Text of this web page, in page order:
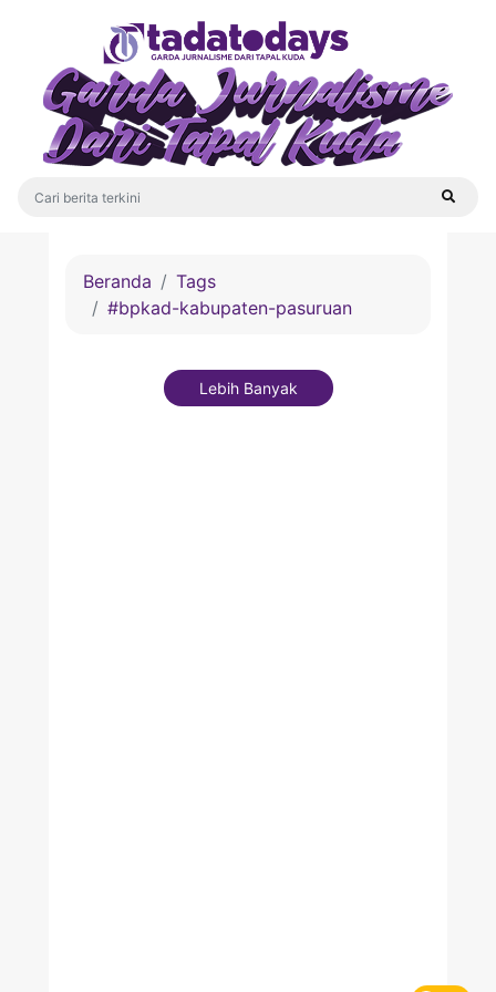
Beranda
Tags
#bpkad-kabupaten-pasuruan
Lebih Banyak